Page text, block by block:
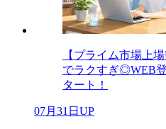
【プライム市場上
でラクすぎ◎WEB
タート！
07月31日UP